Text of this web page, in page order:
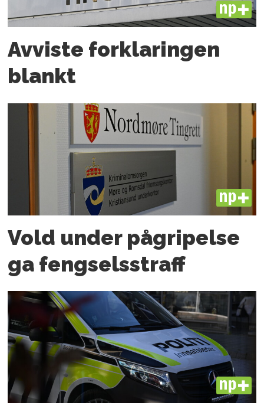
PLUS
Avviste forklaringen
blankt
PLUS
Vold under pågripelse
ga fengselsstraff
PLUS